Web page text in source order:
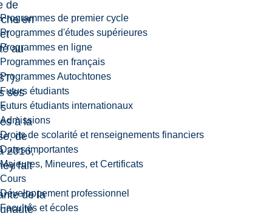
Programmes de premier cycle
Programmes d'études supérieures
Programmes en ligne
Programmes en français
Programmes Autochtones
Futurs étudiants
Futurs étudiants internationaux
Admissions
Droits de scolarité et renseignements financiers
Dates importantes
Majeures, Mineures, et Certificats
Cours
Développement professionnel
Facultés et écoles
de
en
au
ses
à la
de
2016,
fait
de la